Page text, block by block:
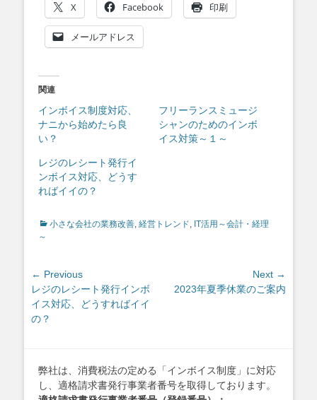
X Facebook 印刷
メールアドレス
関連
インボイス制度対応、
ナニから始めたら良
い？
フリーランスミュージ
シャンのためのインボ
イス対策～１～
レジのレシート発行イ
ンボイス対応、どうす
ればイイの？
Categories
小さな会社の業務改善, 経営トレンド, IT活用～会計・経理
～
投
稿
ナ
ビ
シ
ョ
← Previous
Previous
post:
レジのレシート発行インボ
イス対応、どうすればイイ
の？
Next →
Next2023年夏季休業のご案内
弊社は、消費税法の定める「インボイス制度」に対応
し、適格請求書発行事業者番号を取得しております。